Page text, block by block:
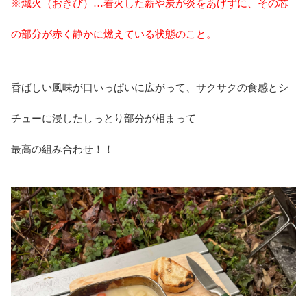
※熾火（おきび）…着火した薪や炭が炎をあげずに、その芯
の部分が赤く静かに燃えている状態のこと。
香ばしい風味が口いっぱいに広がって、サクサクの食感とシ
チューに浸したしっとり部分が相まって
最高の組み合わせ！！